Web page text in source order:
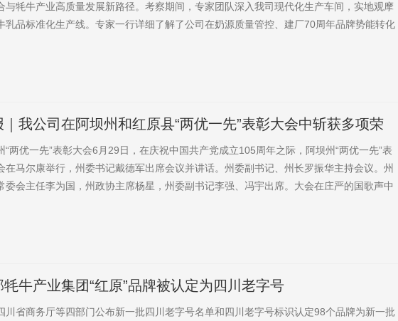
与牦牛产业高质量发展新路径。考察期间，专家团队深入我司现代化生产车间，实地观摩
乳品标准化生产线。专家一行详细了解了公司在奶源质量管控、建厂70周年品牌势能转化
｜我公司在阿坝州和红原县“两优一先”表彰大会中斩获多项荣
“两优一先”表彰大会6月29日，在庆祝中国共产党成立105周年之际，阿坝州“两优一先”表
在马尔康举行，州委书记戴德军出席会议并讲话。州委副书记、州长罗振华主持会议。州
委会主任李为国，州政协主席杨星，州委副书记李强、冯宇出席。大会在庄严的国歌声中
牦牛产业集团“红原”品牌被认定为四川老字号
川省商务厅等四部门公布新一批四川老字号名单和四川老字号标识认定98个品牌为新一批